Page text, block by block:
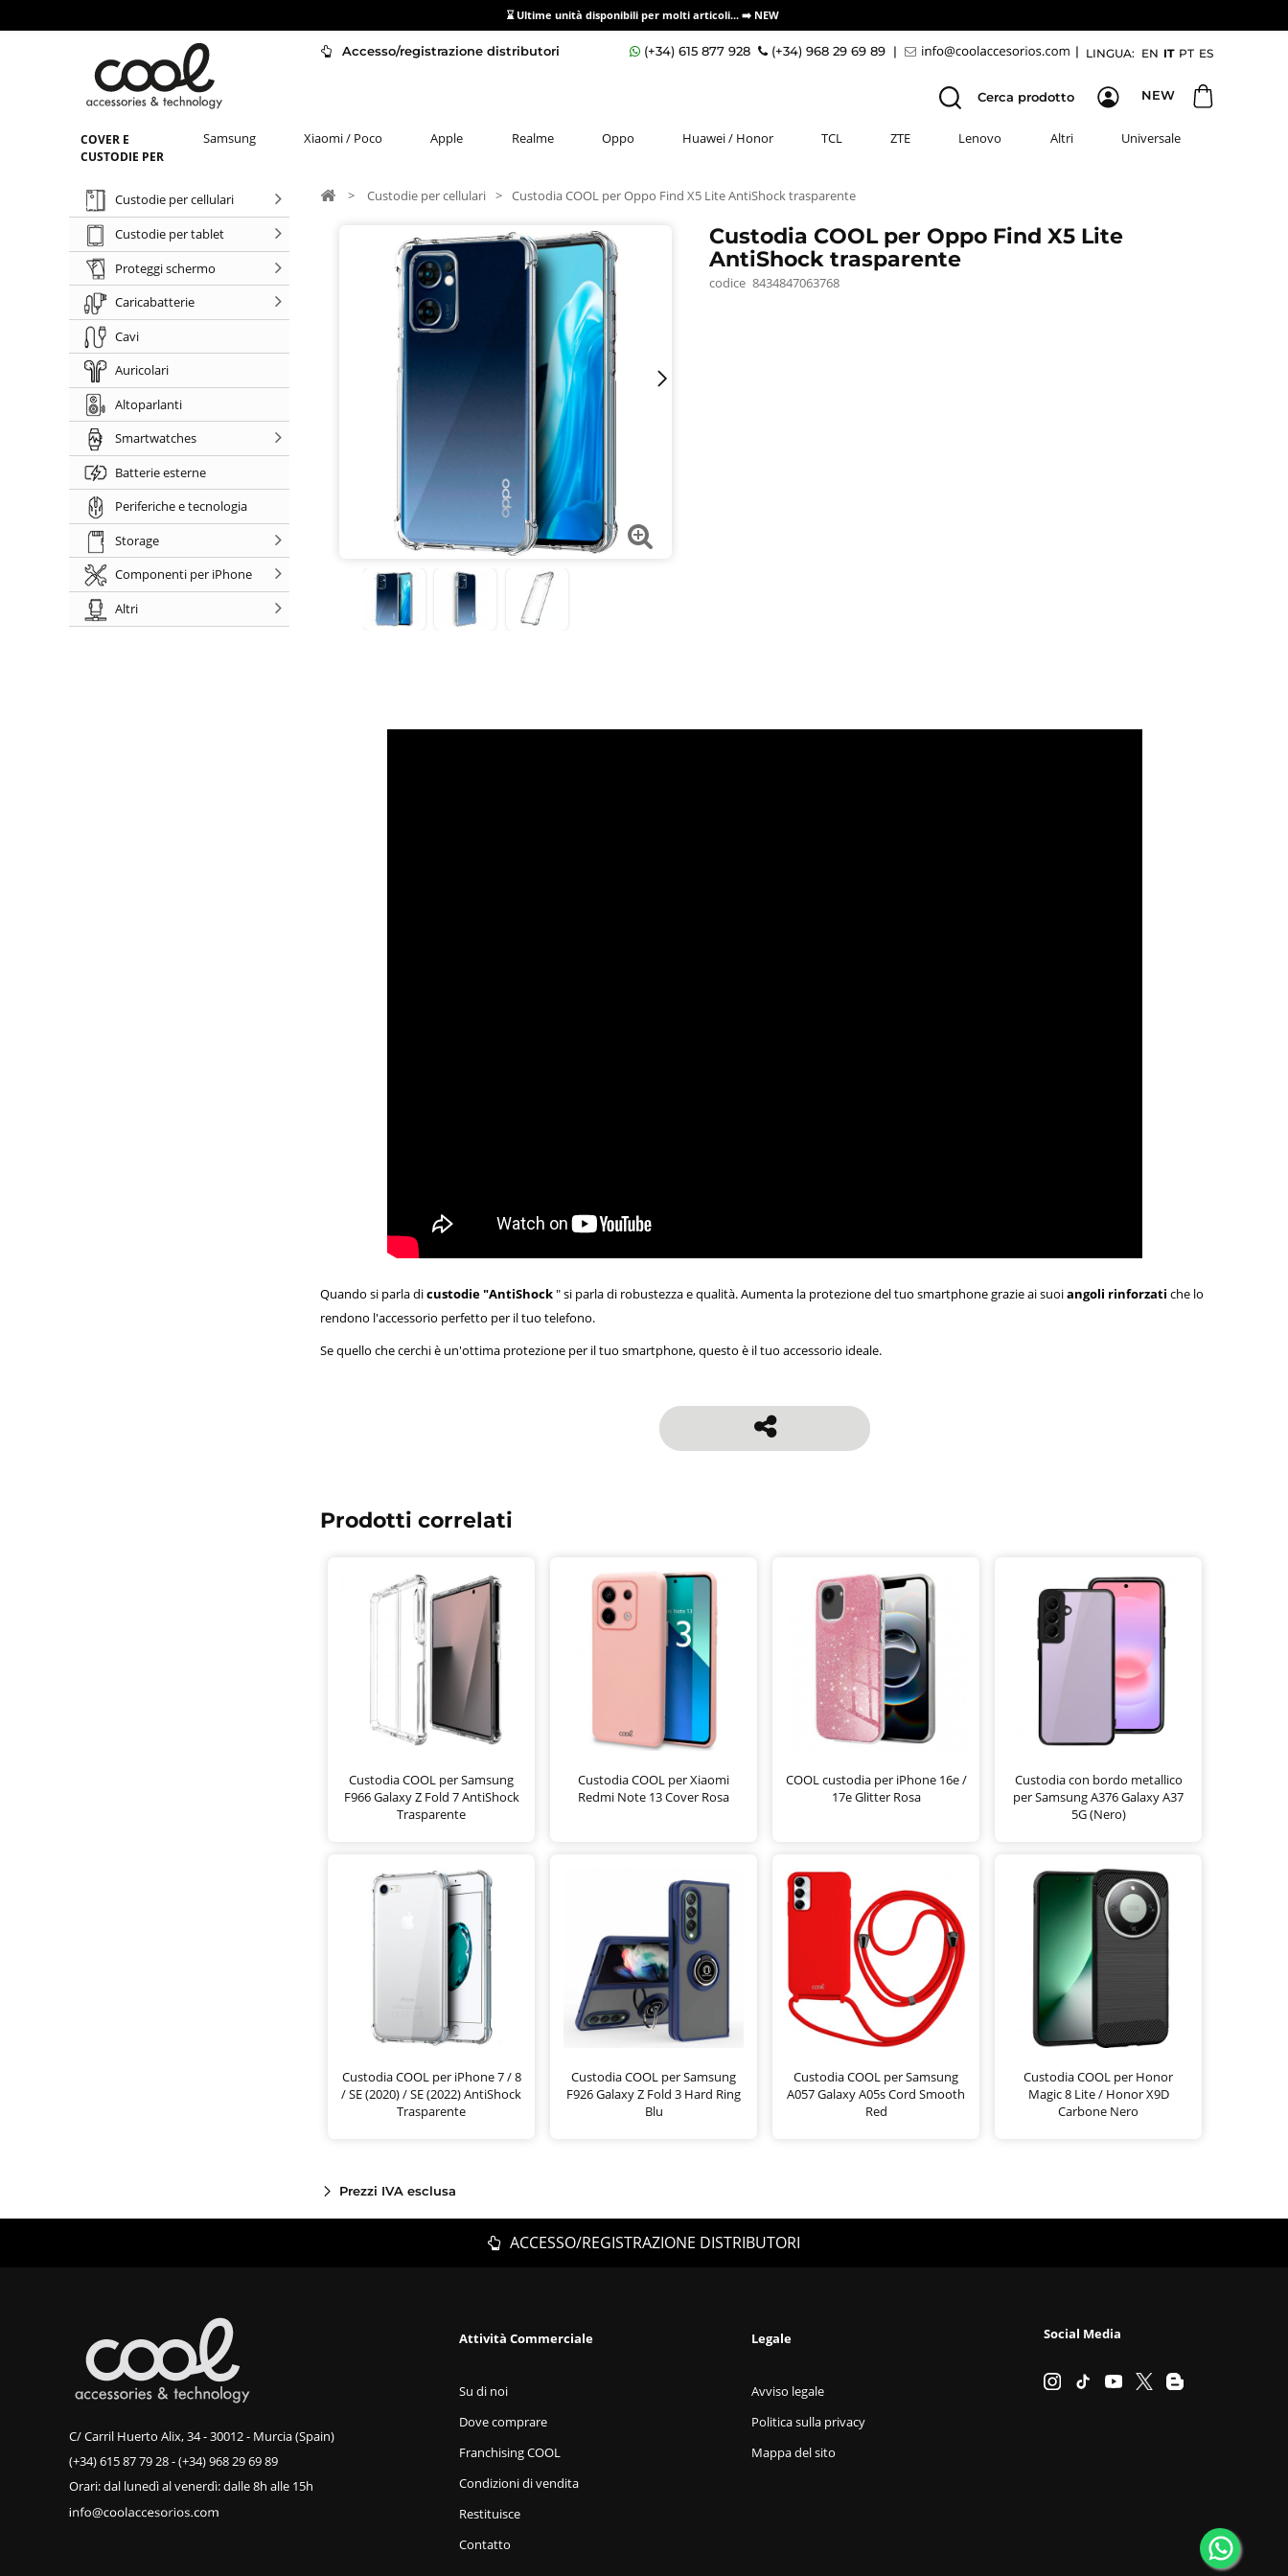
⌛ Ultime unità disponibili per molti articoli... ➡️ NEW
Accesso/registrazione distributori LINGUA: EN IT PT ES
(+34) 615 877 928 (+34) 968 29 69 89 | |
NEW
Cerca prodotto
COVER E
CUSTODIE PER
Samsung Xiaomi / Poco Apple Realme Oppo Huawei / Honor TCL ZTE Lenovo Altri Universale
Custodie per cellulari
Custodie per tablet
Proteggi schermo
Caricabatterie
Cavi
Auricolari
Altoparlanti
Smartwatches
Batterie esterne
Periferiche e tecnologia
Storage
Componenti per iPhone
Altri
> Custodie per cellulari > Custodia COOL per Oppo Find X5 Lite AntiShock trasparente
Custodia COOL per Oppo Find X5 Lite
AntiShock trasparente
codice 8434847063768
Quando si parla dicustodie "AntiShock" si parla di robustezza e qualità. Aumenta la protezione del tuo smartphone grazie ai suoiangoli rinforzati che lo
rendono l'accessorio perfetto per il tuo telefono.
Se quello che cerchi è un'ottima protezione per il tuo smartphone, questo è il tuo accessorio ideale.
Prodotti correlati
Custodia COOL per Samsung
F966 Galaxy Z Fold 7 AntiShock
Trasparente
Custodia COOL per Xiaomi
Redmi Note 13 Cover Rosa
COOL custodia per iPhone 16e /
17e Glitter Rosa
Custodia con bordo metallico
per Samsung A376 Galaxy A37
5G (Nero)
Custodia COOL per iPhone 7 / 8
/ SE (2020) / SE (2022) AntiShock
Trasparente
Custodia COOL per Samsung
F926 Galaxy Z Fold 3 Hard Ring
Blu
Custodia COOL per Samsung
A057 Galaxy A05s Cord Smooth
Red
Custodia COOL per Honor
Magic 8 Lite / Honor X9D
Carbone Nero
Prezzi IVA esclusa
ACCESSO/REGISTRAZIONE DISTRIBUTORI
C/ Carril Huerto Alix, 34 - 30012 - Murcia (Spain)
(+34) 615 87 79 28-(+34) 968 29 69 89
Orari: dal lunedì al venerdì: dalle 8h alle 15h
Attività Commerciale
Su di noi
Dove comprare
Franchising COOL
Condizioni di vendita
Restituisce
Contatto
Legale
Avviso legale
Politica sulla privacy
Mappa del sito
Social Media